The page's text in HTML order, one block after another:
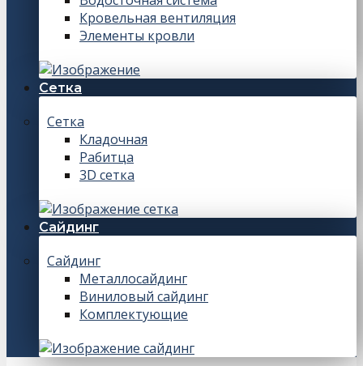
Кровельная вентиляция
Элементы кровли
Сетка
Сетка
Кладочная
Рабитца
3D сетка
Сайдинг
Сайдинг
Металлосайдинг
Виниловый сайдинг
Комплектующие